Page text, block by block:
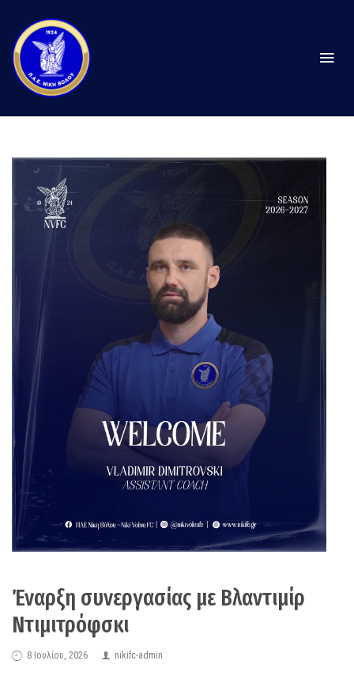
Έναρξη συνεργασίας με Βλαντιμίρ
Ντιμιτρόφσκι
8 Ιουλίου, 2026 nikifc-admin